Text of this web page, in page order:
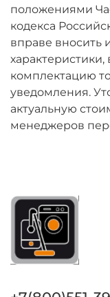
положениями
кодекса
вправе вносить
комплектацию
уведомления.
актуальную
менеджеров